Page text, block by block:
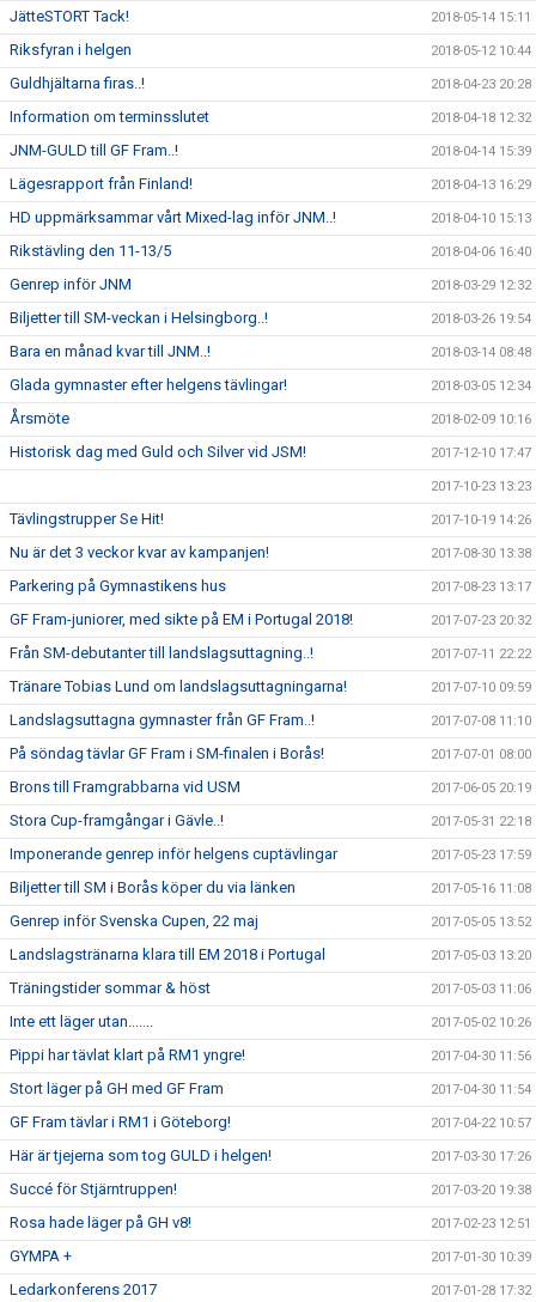
JätteSTORT Tack! 2018-05-14 15:11
Riksfyran i helgen 2018-05-12 10:44
Guldhjältarna firas..! 2018-04-23 20:28
Information om terminsslutet 2018-04-18 12:32
JNM-GULD till GF Fram..! 2018-04-14 15:39
Lägesrapport från Finland! 2018-04-13 16:29
HD uppmärksammar vårt Mixed-lag inför JNM..! 2018-04-10 15:13
Rikstävling den 11-13/5 2018-04-06 16:40
Genrep inför JNM 2018-03-29 12:32
Biljetter till SM-veckan i Helsingborg..! 2018-03-26 19:54
Bara en månad kvar till JNM..! 2018-03-14 08:48
Glada gymnaster efter helgens tävlingar! 2018-03-05 12:34
Årsmöte 2018-02-09 10:16
Historisk dag med Guld och Silver vid JSM! 2017-12-10 17:47
2017-10-23 13:23
Tävlingstrupper Se Hit! 2017-10-19 14:26
Nu är det 3 veckor kvar av kampanjen! 2017-08-30 13:38
Parkering på Gymnastikens hus 2017-08-23 13:17
GF Fram-juniorer, med sikte på EM i Portugal 2018! 2017-07-23 20:32
Från SM-debutanter till landslagsuttagning..! 2017-07-11 22:22
Tränare Tobias Lund om landslagsuttagningarna! 2017-07-10 09:59
Landslagsuttagna gymnaster från GF Fram..! 2017-07-08 11:10
På söndag tävlar GF Fram i SM-finalen i Borås! 2017-07-01 08:00
Brons till Framgrabbarna vid USM 2017-06-05 20:19
Stora Cup-framgångar i Gävle..! 2017-05-31 22:18
Imponerande genrep inför helgens cuptävlingar 2017-05-23 17:59
Biljetter till SM i Borås köper du via länken 2017-05-16 11:08
Genrep inför Svenska Cupen, 22 maj 2017-05-05 13:52
Landslagstränarna klara till EM 2018 i Portugal 2017-05-03 13:20
Träningstider sommar & höst 2017-05-03 11:06
Inte ett läger utan....... 2017-05-02 10:26
Pippi har tävlat klart på RM1 yngre! 2017-04-30 11:56
Stort läger på GH med GF Fram 2017-04-30 11:54
GF Fram tävlar i RM1 i Göteborg! 2017-04-22 10:57
Här är tjejerna som tog GULD i helgen! 2017-03-30 17:26
Succé för Stjärntruppen! 2017-03-20 19:38
Rosa hade läger på GH v8! 2017-02-23 12:51
GYMPA + 2017-01-30 10:39
Ledarkonferens 2017 2017-01-28 17:32